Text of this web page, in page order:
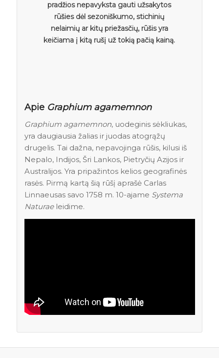
pradžios nepavyksta gauti užsakytos
rūšies dėl sezoniškumo, stichinių
nelaimių ar kitų priežasčių, rūšis yra
keičiama į kitą rušį už tokią pačią kainą.
Apie Graphium agamemnon
Graphium agamemnon, uodeginis sėkliukas,
yra daugiausia žalias ir juodas atogrąžų
drugelis. Tai dažna, nepavojinga rūšis, kilusi iš
Nepalo, Indijos, Šri Lankos, Pietryčių Azijos ir
Australijos. Yra pripažintos kelios geografinės
rasės. Pirmą kartą šią rūšį aprašė Carlas
Linnaeusas savo 1758 m. 10-ajame Systema
Naturaeleidime.